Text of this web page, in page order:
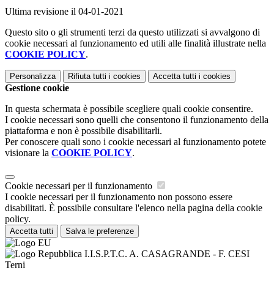
Ultima revisione il 04-01-2021
Questo sito o gli strumenti terzi da questo utilizzati si avvalgono di
cookie necessari al funzionamento ed utili alle finalità illustrate nella
COOKIE POLICY.
Personalizza Rifiuta tutti i cookies Accetta tutti i cookies
Gestione cookie
In questa schermata è possibile scegliere quali cookie consentire.
I cookie necessari sono quelli che consentono il funzionamento della
piattaforma e non è possibile disabilitarli.
Per conoscere quali sono i cookie necessari al funzionamento potete
visionare la COOKIE POLICY.
Cookie necessari per il funzionamento
I cookie necessari per il funzionamento non possono essere
disabilitati. È possibile consultare l'elenco nella pagina della cookie
policy.
Accetta tutti Salva le preferenze
I.I.S.P.T.C. A. CASAGRANDE - F. CESI
Terni